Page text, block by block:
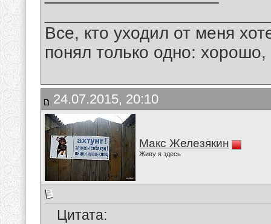
Все, кто уходил от меня
понял только одно:
24.07.2015, 20:10
Макс Железякин
Живу я здесь
Цитата: